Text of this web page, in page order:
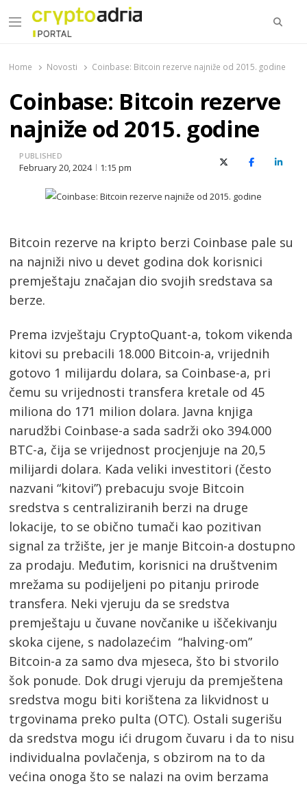
Menu
Home Novosti Coinbase: Bitcoin rezerve najniže od 2015. godine
Coinbase: Bitcoin rezerve
najniže od 2015. godine
PUBLISHED
February 20, 2024 1:15 pm X (Twitter)Facebook
Bitcoin rezerve na kripto berzi Coinbase pale su
na najniži nivo u devet godina dok korisnici
premještaju značajan dio svojih sredstava sa
berze.
Prema izvještaju CryptoQuant-a, tokom vikenda
kitovi su prebacili 18.000 Bitcoin-a, vrijednih
gotovo 1 milijardu dolara, sa Coinbase-a, pri
čemu su vrijednosti transfera kretale od 45
miliona do 171 milion dolara. Javna knjiga
narudžbi Coinbase-a sada sadrži oko 394.000
BTC-a, čija se vrijednost procjenjuje na 20,5
milijardi dolara. Kada veliki investitori (često
nazvani “kitovi”) prebacuju svoje Bitcoin
sredstva s centraliziranih berzi na druge
lokacije, to se obično tumači kao pozitivan
signal za tržište, jer je manje Bitcoin-a dostupno
za prodaju. Međutim, korisnici na društvenim
mrežama su podijeljeni po pitanju prirode
transfera. Neki vjeruju da se sredstva
premještaju u čuvane novčanike u iščekivanju
skoka cijene, s nadolazećim “halving-om”
Bitcoin-a za samo dva mjeseca, što bi stvorilo
šok ponude. Dok drugi vjeruju da premještena
sredstva mogu biti korištena za likvidnost u
trgovinama preko pulta (OTC). Ostali sugerišu
da sredstva mogu ići drugom čuvaru i da to nisu
individualna povlačenja, s obzirom na to da
većina onoga što se nalazi na ovim berzama